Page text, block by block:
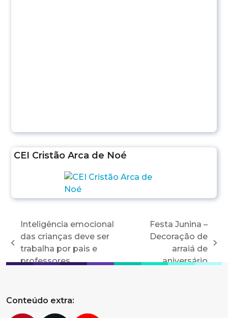
CEI Cristão Arca de Noé
previous
post:
Inteligência emocional
das crianças deve ser
trabalha por pais e
professores
post:
Festa Junina –
Decoração de
arraiá de
aniversário
Conteúdo extra: